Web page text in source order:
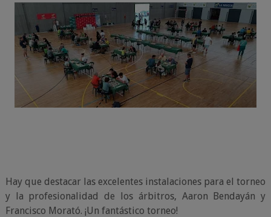
Hay que destacar las excelentes instalaciones para el torneo
y la profesionalidad de los árbitros, Aaron Bendayán y
Francisco Morató. ¡Un fantástico torneo!